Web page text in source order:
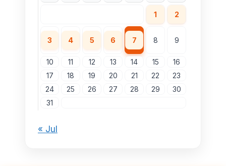
1 2
3 4 5 6 7 8 9
10 11 12 13 14 15
16
17
18 19 20 21 22
23
24
25 26 27 28 29
30
31
« Jul